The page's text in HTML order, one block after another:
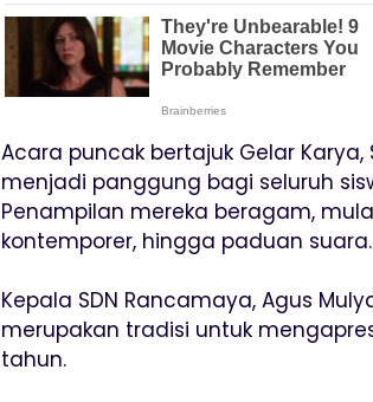
Acara puncak bertajuk Gelar
menjadi panggung bagi seluruh
Penampilan mereka beragam,
kontemporer, hingga paduan suara.
Kepala SDN Rancamaya, Agus
merupakan tradisi untuk
tahun.